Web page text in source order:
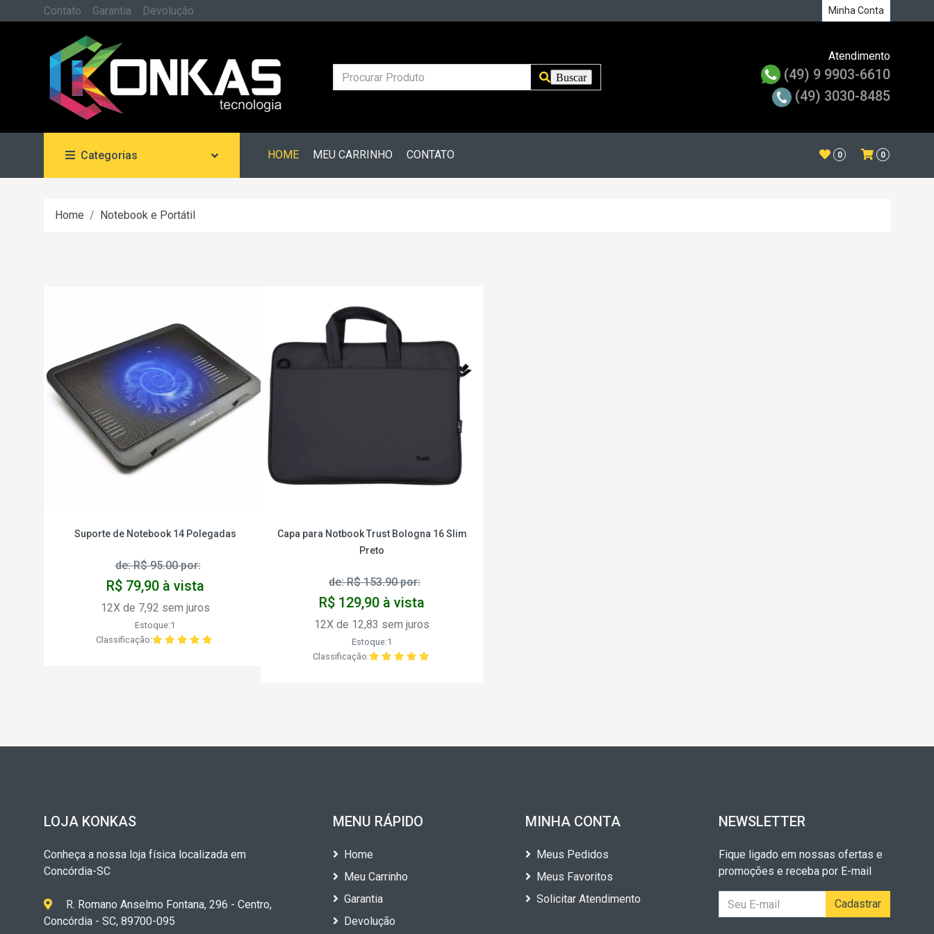
Contato Garantia Devolução Minha Conta
Atendimento
(49) 9 9903-6610
(49) 3030-8485
Categorias HOME MEU CARRINHO CONTATO 0 0
Home Notebook e Portátil
Suporte de Notebook 14 Polegadas
de: R$ 95.00 por:
R$ 79,90 à vista
12X de 7,92 sem juros
Estoque:1
Classificação:
Capa para Notbook Trust Bologna 16 Slim
Preto
de: R$ 153.90 por:
R$ 129,90 à vista
12X de 12,83 sem juros
Estoque:1
Classificação:
LOJA KONKAS
Conheça a nossa loja física localizada em
Concórdia-SC
R. Romano Anselmo Fontana, 296 - Centro,
Concórdia - SC, 89700-095
MENU RÁPIDO
Home
Meu Carrinho
Garantia
Devolução
MINHA CONTA
Meus Pedidos
Meus Favoritos
Solicitar Atendimento
NEWSLETTER
Fique ligado em nossas ofertas e
promoções e receba por E-mail
Cadastrar